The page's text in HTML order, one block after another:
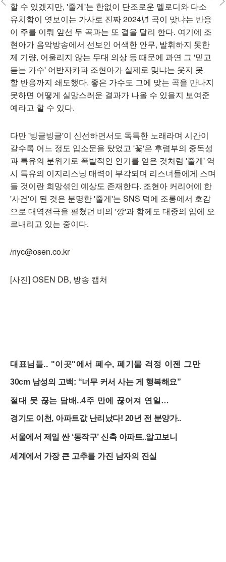
할 수 있겠지만, '줄게'는 한없이 단조로운 멜로디와 다소
유치함이 엿보이는 가사로 진짜 2024년 곡이 맞냐는 반응
이 주를 이뤄 앞선 두 곡과는 또 결을 달리 한다. 여기에 조
현아가 음악방송에서 선보인 어색한 안무, 발휘하지 못한
제 기량, 어울리지 않는 무대 의상 등 때문에 과연 그 '믿고
듣는 가수' 어반자카파 조현아가 실제로 맞냐는 웃지 못
할 반응까지 쇄도했다. 좋은 가수도 그에 맞는 곡을 만나지
못하면 어떻게 실망스러운 결과가 나올 수 있을지 보여준
예라고 할 수 있다.
다만 '빙글빙글'이 신선하면서도 독특한 노래라며 시간이
갈수록 어느 정도 입소문을 탔었고 '꽃'은 후렴부의 중독성
과 특유의 분위기로 폭발적인 인기를 얻은 것처럼 '줄게' 역
시 특유의 이지리스닝 매력이 부각되며 리스너들에게 스며
들 것이란 희망섞인 예상도 존재한다. 조현아 커리어에 한
'사건'이 된 것은 분명한 '줄게'는 SNS 덕에 조롱에서 호감
으로 대역전극을 펼쳤던 비의 '깡'과 함께도 대중의 입에 오
르내리고 있는 중이다.
/nyc@osen.co.kr
[사진] OSEN DB, 방송 캡처